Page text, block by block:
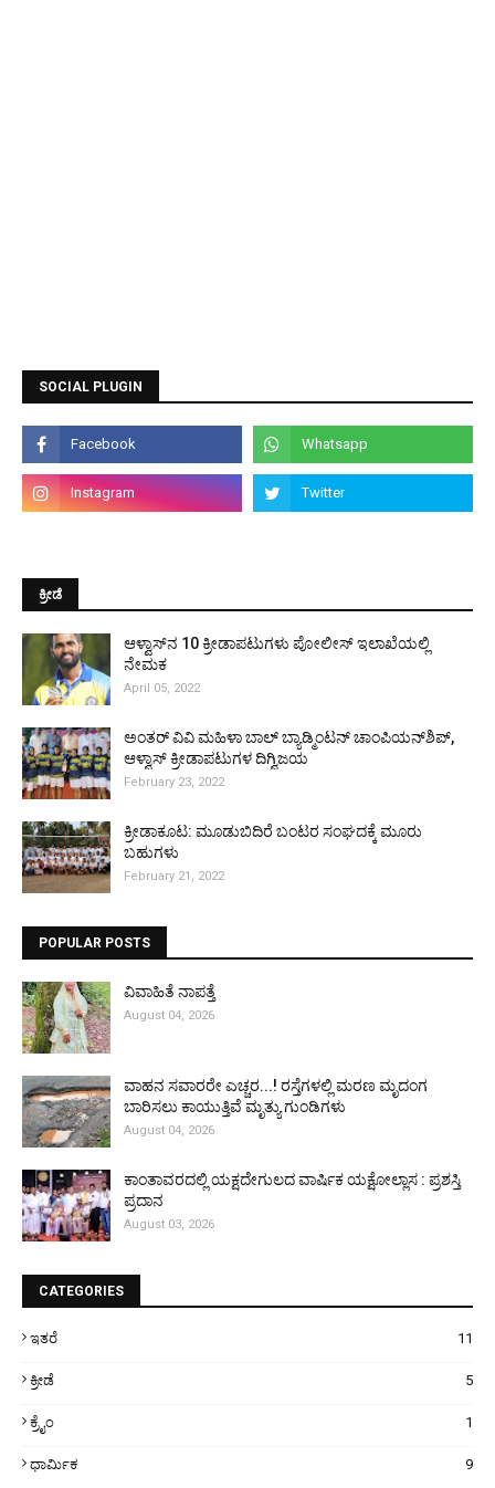
SOCIAL PLUGIN
ಕ್ರೀಡೆ
ಆಳ್ವಾಸ್‌ನ 10 ಕ್ರೀಡಾಪಟುಗಳು ಪೋಲೀಸ್ ಇಲಾಖೆಯಲ್ಲಿ
ನೇಮಕ
April 05, 2022
ಅಂತರ್ ವಿವಿ ಮಹಿಳಾ ಬಾಲ್ ಬ್ಯಾಡ್ಮಿಂಟನ್ ಚಾಂಪಿಯನ್‌ಶಿಪ್,
ಆಳ್ವಾಸ್ ಕ್ರೀಡಾಪಟುಗಳ ದಿಗ್ವಿಜಯ
February 23, 2022
ಕ್ರೀಡಾಕೂಟ: ಮೂಡುಬಿದಿರೆ ಬಂಟರ ಸಂಘದಕ್ಕೆ ಮೂರು
ಬಹುಗಳು
February 21, 2022
POPULAR POSTS
ವಿವಾಹಿತೆ ನಾಪತ್ತೆ
August 04, 2026
ವಾಹನ ಸವಾರರೇ ಎಚ್ಚರ...! ರಸ್ತೆಗಳಲ್ಲಿ ಮರಣ ಮೃದಂಗ
ಬಾರಿಸಲು ಕಾಯುತ್ತಿವೆ ಮೃತ್ಯು ಗುಂಡಿಗಳು
August 04, 2026
ಕಾಂತಾವರದಲ್ಲಿ ಯಕ್ಷದೇಗುಲದ ವಾರ್ಷಿಕ ಯಕ್ಷೋಲ್ಲಾಸ : ಪ್ರಶಸ್ತಿ
ಪ್ರದಾನ
August 03, 2026
CATEGORIES
ಇತರೆ 11
ಕ್ರೀಡೆ 5
ಕ್ರೈಂ 1
ಧಾರ್ಮಿಕ 9